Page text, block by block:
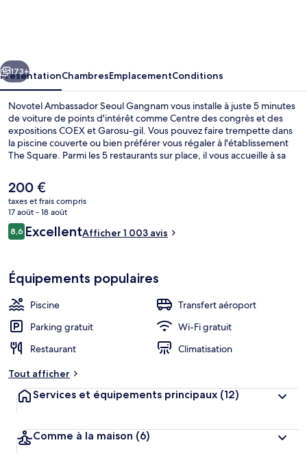
Suivant
173+
PrésentationChambresEmplacementConditions
Novotel Ambassador Seoul Gangnam vous installe à juste 5 minutes
de voiture de points d'intérêt comme Centre des congrès et des
expositions COEX et Garosu-gil. Vous pouvez faire trempette dans
la piscine couverte ou bien préférer vous régaler à l'établissement
The Square. Parmi les 5 restaurants sur place, il vous accueille à sa
avantages de cet hôtel de luxe, on trouve un bar / salon, une salle
de fitness et un bain à remous, l'idéal pour des vacances sans soucis.
Le personnel attentionné et la présentation générale remportent un
vif succès auprès des autres voyageurs. L'hébergement se situe à
une très courte distance à pied des transports publics : Station de
métro Sinnonhyeon se trouve à 4 min et Station Eonju, à 6 min.
Le
prix
actuel
est
de
200 €
taxes et frais compris
17 août - 18 août
Avis
voyageurs
8,68,6 sur 10
ExcellentAfficher 1 003 avis
Équipements populaires
Piscine
Transfert aéroport
Parking gratuit
Wi-Fi gratuit
Restaurant
Climatisation
Tout afficher
Services et équipements principaux (12)
Comme à la maison (6)